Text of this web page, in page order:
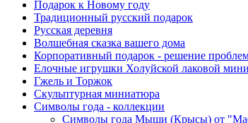
Подарок к Новому году
Традиционный русский подарок
Русская деревня
Волшебная сказка вашего дома
Корпоративный подарок - решение
Елочные игрушки Холуйской лаковой
Гжель и Торжок
Скульптурная миниатюра
Символы года - коллекции
Символы года Мыши (Крысы) от